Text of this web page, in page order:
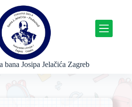
bana Josipa Jelačića Zagreb